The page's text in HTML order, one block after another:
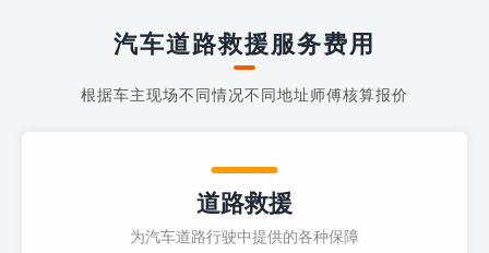
汽车道路救援服务费用
根据车主现场不同情况不同地址师傅核算报价
道路救援
为汽车道路行驶中提供的各种保障